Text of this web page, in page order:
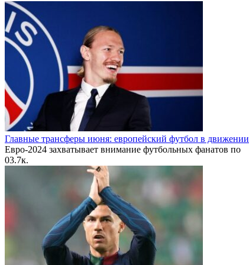
Главные трансферы июня: европейский футбол в движении
Евро-2024 захватывает внимание футбольных фанатов по
03.7к.